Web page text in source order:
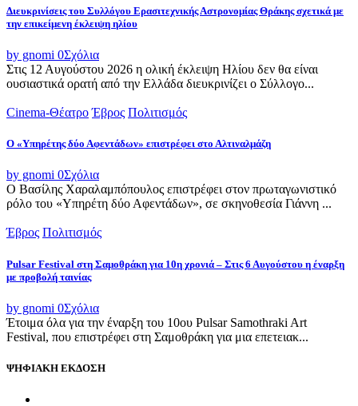
Διευκρινίσεις του Συλλόγου Ερασιτεχνικής Αστρονομίας Θράκης σχετικά με
την επικείμενη έκλειψη ηλίου
by gnomi 0Σχόλια
Στις 12 Αυγούστου 2026 η ολική έκλειψη Ηλίου δεν θα είναι
ουσιαστικά ορατή από την Ελλάδα διευκρινίζει ο Σύλλογο...
Cinema-Θέατρο Έβρος Πολιτισμός
Ο «Υπηρέτης δύο Αφεντάδων» επιστρέφει στο Αλτιναλμάζη
by gnomi 0Σχόλια
Ο Βασίλης Χαραλαμπόπουλος επιστρέφει στον πρωταγωνιστικό
ρόλο του «Υπηρέτη δύο Αφεντάδων», σε σκηνοθεσία Γιάννη ...
Έβρος Πολιτισμός
Pulsar Festival στη Σαμοθράκη για 10η χρονιά – Στις 6 Αυγούστου η έναρξη
με προβολή ταινίας
by gnomi 0Σχόλια
Έτοιμα όλα για την έναρξη του 10ου Pulsar Samothraki Art
Festival, που επιστρέφει στη Σαμοθράκη για μια επετειακ...
ΨΗΦΙΑΚΗ ΕΚΔΟΣΗ